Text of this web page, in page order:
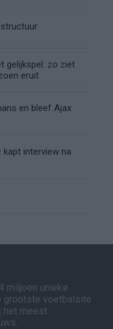
gelijkspel: zo ziet
eruit
en bleef Ajax
interview na
miljoen unieke
grootste voetbalsite
het meest